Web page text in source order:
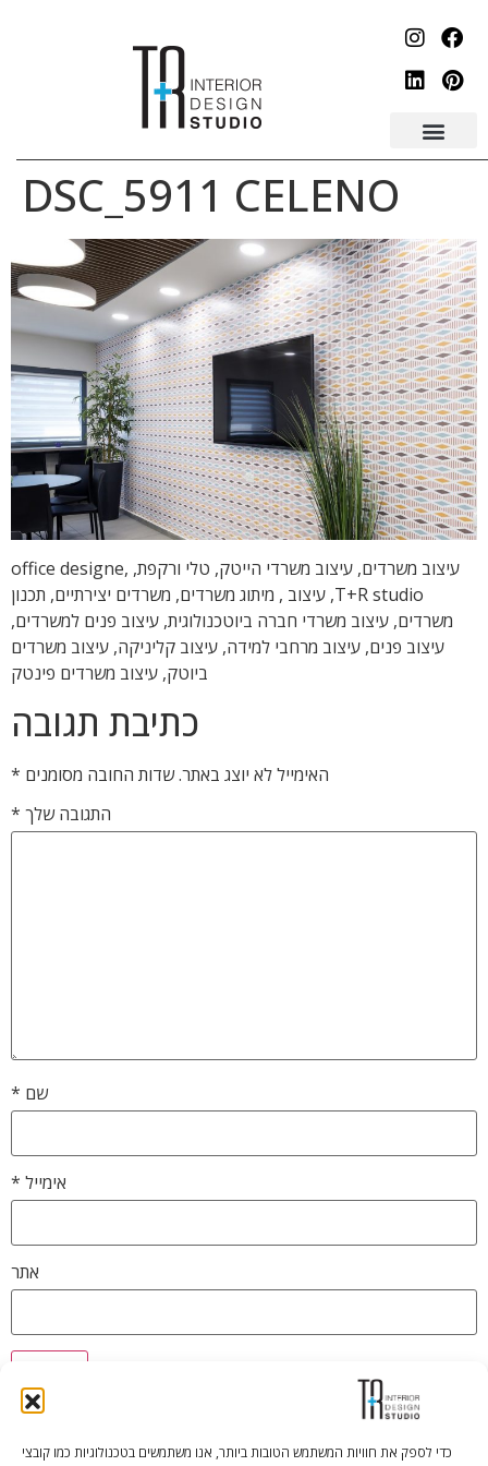
כדי לספק את חוויות המשתמש הטובות ביותר, אנו משתמשים בטכנולוגיות כמו קובצי
DSC_5911 CELENO
עיצוב משרדים, עיצוב משרדי הייטק, טלי ורקפת, office designe,
T+R studio, עיצוב , מיתוג משרדים, משרדים יצירתיים, תכנון
משרדים, עיצוב משרדי חברה ביוטכנולוגית, עיצוב פנים למשרדים,
עיצוב פנים, עיצוב מרחבי למידה, עיצוב קליניקה, עיצוב משרדים
ביוטק, עיצוב משרדים פינטק
כתיבת תגובה
האימייל לא יוצג באתר.שדות החובה מסומנים *
התגובה שלך *
שם *
אימייל *
אתר